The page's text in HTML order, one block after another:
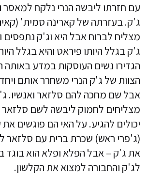
עם חזרתו ליבשה הנרי נלקח
ג'ק. בעזרתה של קארינה סמית'
מצליח לברוח אבל היא וג'ק נתפסים
ג'ק בגלל היותו פיראט והיא בגלל
הגדירו נשים העוסקות במדע באותה
הצוות של ג'ק הנרי משחרר אותם
אבל שם מחכה להם סלזאר ואנשיו.
מצליחים לחמוק ליבשה לשם סלזאר
יכולים להגיע. על האי הם פוגשים
(ג'פרי ראש) שכרת ברית עם סלזאר
את ג'ק – אבל הפלא ופלא הוא בוגד
לג'ק והחבורה למצוא את הקלשון.